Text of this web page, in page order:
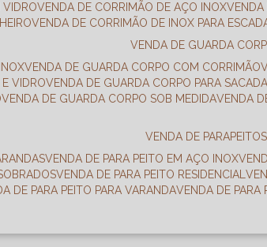
VIDRO
VENDA DE CORRIMÃO DE AÇO INOX
VENDA DE CORRIMÃO DE INOX PARA
VENDA DE GUARDA
VENDA DE GUARDA CORPO COM CORRIMÃO
E VIDRO
VENDA DE GUARDA CORPO PARA
VENDA DE GUARDA CORPO SOB MEDIDA VENDA
VENDA DE PARAPEITOS
VENDA DE PARA PEITO EM AÇO INOX
VENDA DE PARA PEITO RESIDENCIAL
DE PARA PEITO PARA VARANDA VENDA DE